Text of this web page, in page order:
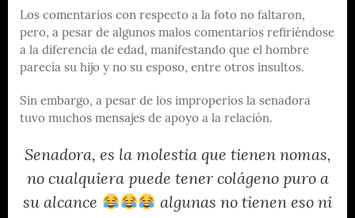
Los comentarios con respecto a la foto no faltaron,
pero, a pesar de algunos malos comentarios refiriéndose
a la diferencia de edad, manifestando que el hombre
parecía su hijo y no su esposo, entre otros insultos.
Sin embargo, a pesar de los improperios la senadora
tuvo muchos mensajes de apoyo a la relación.
Senadora, es la molestia que tienen nomas,
no cualquiera puede tener colágeno puro a
su alcance
algunas no tienen eso ni